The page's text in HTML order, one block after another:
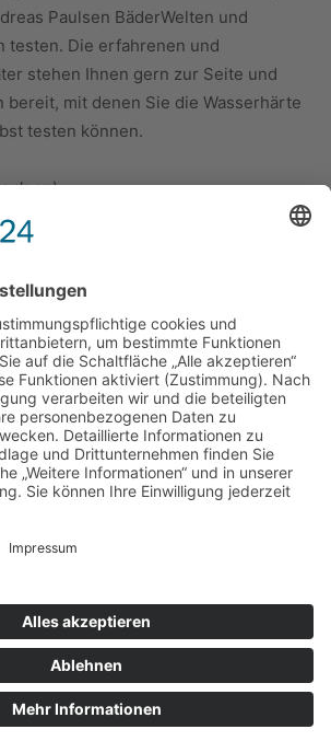
Paulsen BäderWelten und
testen. Die erfahrenen und
stehen Ihnen gern zur Seite und
bereit, mit denen Sie die Wasserhärte
testen können.
ÜBER UNS
KIEL LOKAL
Verlag, Inhaber Carsten Frahm
24113 Kiel
Sie uns:redaktion@kiellokal.de
Impressum Datenschutz